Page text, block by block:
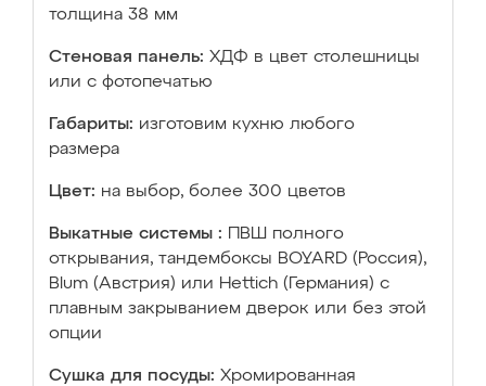
толщина 38 мм
Стеновая панель: ХДФ в цвет столешницы
или с фотопечатью
Габариты: изготовим кухню любого
размера
Цвет: на выбор, более 300 цветов
Выкатные системы :
ПВШ полного
открывания, тандембоксы BOYARD (Россия),
Blum (Австрия) или Hettich (Германия) с
плавным закрыванием дверок или без этой
опции
Сушка для посуды: Хромированная